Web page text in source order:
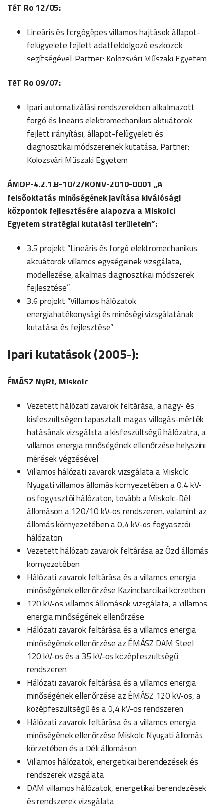
TéT Ro 12/05:
Lineáris és forgógépes villamos hajtások állapot-
felügyelete fejlett adatfeldolgozó eszközök
segítségével. Partner: Kolozsvári Műszaki Egyetem
TéT Ro 09/07:
Ipari automatizálási rendszerekben alkalmazott
forgó és lineáris elektromechanikus aktuátorok
fejlett irányítási, állapot-felügyeleti és
diagnosztikai módszereinek kutatása. Partner:
Kolozsvári Műszaki Egyetem
ÁMOP-4.2.1.B-10/2/KONV-2010-0001 „A
felsőoktatás minőségének javítása kiválósági
központok fejlesztésére alapozva a Miskolci
Egyetem stratégiai kutatási területein”:
3.5 projekt “Lineáris és forgó elektromechanikus
aktuátorok villamos egységeinek vizsgálata,
modellezése, alkalmas diagnosztikai módszerek
fejlesztése”
3.6 projekt “Villamos hálózatok
energiahatékonysági és minőségi vizsgálatának
kutatása és fejlesztése”
Ipari kutatások (2005-):
ÉMÁSZ NyRt, Miskolc
Vezetett hálózati zavarok feltárása, a nagy- és
kisfeszültségen tapasztalt magas villogás-mérték
hatásának vizsgálata a kisfeszültségű hálózatra, a
villamos energia minőségének ellenőrzése helyszíni
mérések végzésével
Villamos hálózati zavarok vizsgálata a Miskolc
Nyugati villamos állomás környezetében a 0,4 kV-
os fogyasztói hálózaton, tovább a Miskolc-Dél
állomáson a 120/10 kV-os rendszeren, valamint az
állomás környezetében a 0,4 kV-os fogyasztói
hálózaton
Vezetett hálózati zavarok feltárása az Ózd állomás
környezetében
Hálózati zavarok feltárása és a villamos energia
minőségének ellenőrzése Kazincbarcikai körzetben
120 kV-os villamos állomások vizsgálata, a villamos
energia minőségének ellenőrzése
Hálózati zavarok feltárása és a villamos energia
minőségének ellenőrzése az ÉMÁSZ DAM Steel
120 kV-os és a 35 kV-os középfeszültségű
rendszeren
Hálózati zavarok feltárása és a villamos energia
minőségének ellenőrzése az ÉMÁSZ 120 kV-os, a
középfeszültségű és a 0,4 kV-os rendszeren
Hálózati zavarok feltárása és a villamos energia
minőségének ellenőrzése Miskolc Nyugati állomás
körzetében és a Déli állomáson
Villamos hálózatok, energetikai berendezések és
rendszerek vizsgálata
DAM villamos hálózatok, energetikai berendezések
és rendszerek vizsgálata